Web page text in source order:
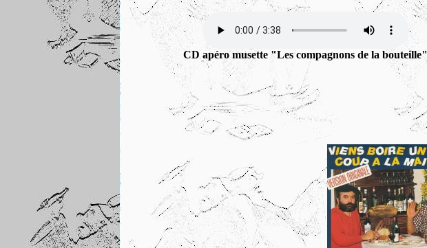
CD apéro musette "Les compagnons de la bouteille"